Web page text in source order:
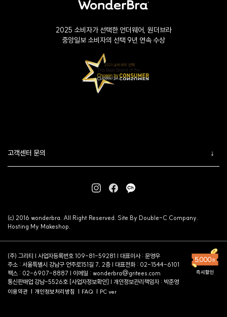
2025 소비자가 선택한 언더웨어, 원더브라
중앙일보 소비자의 선택 9년 연속 수상
고객센터 문의
(c) 2016 wonderbra. All Right Reserved. Site By Double-C Company.
Hosting My Makeshop.
(주) 그리티 | 사업자등록번호 109-81-59281 | 대표이사 : 문영우
주소 : 서울특별시 강남구 언주로151길 7, 2층 | 대표전화 : 02-1544-6101
팩스 : 02-6907-8887 | 이메일 : wonderbra@gritees.com
통신판매업 강남-5526호 [사업자정보확인] | 개인정보관리책임자 : 박준영
이용약관 개인정보처리방침 FAQ PC ver